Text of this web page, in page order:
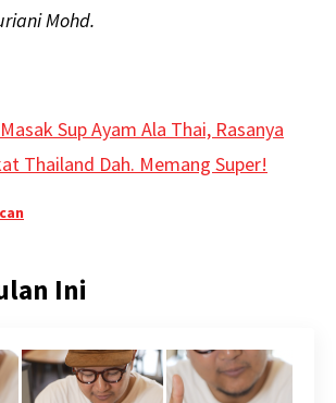
Mohd.
Sup Ayam Ala Thai, Rasanya
Thailand Dah. Memang Super!
Ini